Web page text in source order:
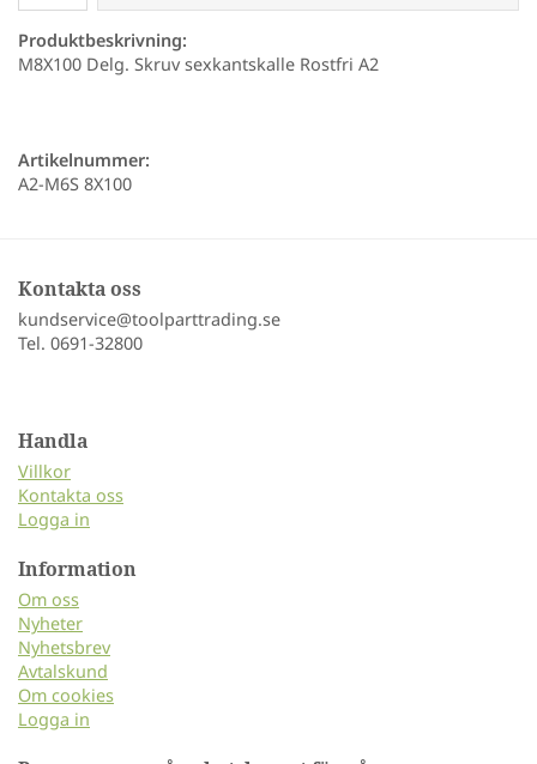
Produktbeskrivning:
M8X100 Delg. Skruv sexkantskalle Rostfri A2
Artikelnummer:
A2-M6S 8X100
Kontakta oss
kundservice@toolparttrading.se
Tel. 0691-32800
Handla
Villkor
Kontakta oss
Logga in
Information
Om oss
Nyheter
Nyhetsbrev
Avtalskund
Om cookies
Logga in